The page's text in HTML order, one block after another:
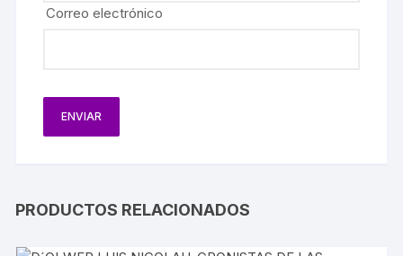
Correo electrónico
PRODUCTOS RELACIONADOS